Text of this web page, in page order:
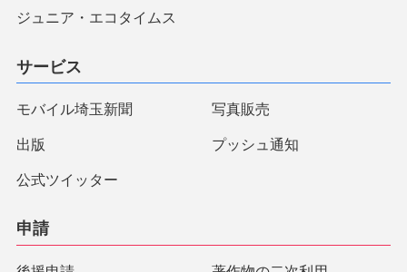
ジュニア・エコタイムス
サービス
モバイル埼玉新聞 写真販売
出版 プッシュ通知
公式ツイッター
申請